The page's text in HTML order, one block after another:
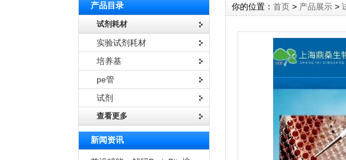
产品目录
试剂耗材
实验试剂耗材
培养基
pe管
试剂
查看更多
新闻资讯
你的位置： 首页 > 产品展示 >